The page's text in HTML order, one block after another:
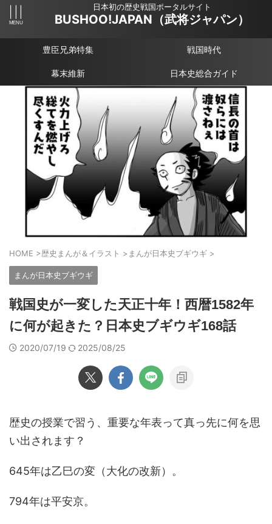
日本初の歴史戦国ポータルサイト
BUSHOO!JAPAN（武将ジャパン）
豊臣兄弟特集 戦国時代
幕末維新 日本史総合ガイド
HOME >歴史まんが＆イラスト > まんが日本史ブギウギ >
まんが日本史ブギウギ
戦国史が一変した天正十年！西暦1582年
に何が起きた？日本史ブギウギ168話
2020/07/19 2025/08/25
歴史の授業で習う、重要な年表って真っ先に何を思
い出されます？
645年は乙巳の変（大化の改新）。
794年は平安京。